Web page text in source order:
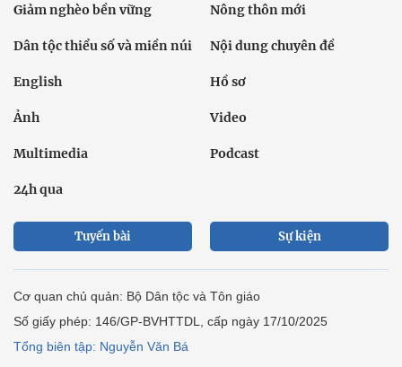
Giảm nghèo bền vững Nông thôn mới
Dân tộc thiểu số và miền núi Nội dung chuyên đề
English Hồ sơ
Ảnh Video
Multimedia Podcast
24h qua
Tuyến bài Sự kiện
Cơ quan chủ quản: Bộ Dân tộc và Tôn giáo
Số giấy phép: 146/GP-BVHTTDL, cấp ngày 17/10/2025
Tổng biên tập: Nguyễn Văn Bá